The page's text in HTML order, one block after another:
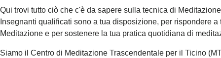
Qui trovi tutto ciò che c'è da sapere sulla tecnica di
Insegnanti qualificati sono a tua disposizione, per rispondere
Meditazione e per sostenere la tua pratica quotidiana di
Siamo il Centro di Meditazione Trascendentale per il Ticino